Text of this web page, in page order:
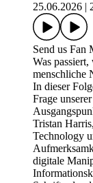
25.06.2026
Send us Fan
Was
menschliche
In dieser
Frage
Tristan
Technology
digitale